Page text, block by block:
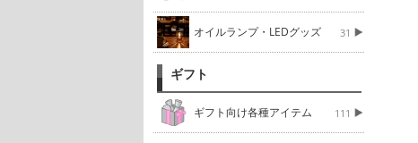
オイルランプ・LEDグッズ 31
ギフト
ギフト向け各種アイテム 111